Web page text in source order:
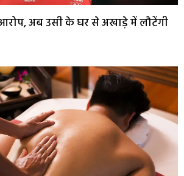
अब उसी के घर से अखाड़े में लौटेंगी